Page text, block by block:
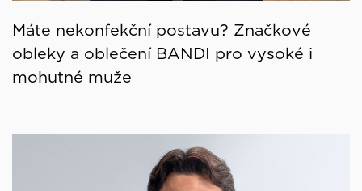
Máte nekonfekční postavu? Značkové
obleky a oblečení BANDI pro vysoké i
mohutné muže